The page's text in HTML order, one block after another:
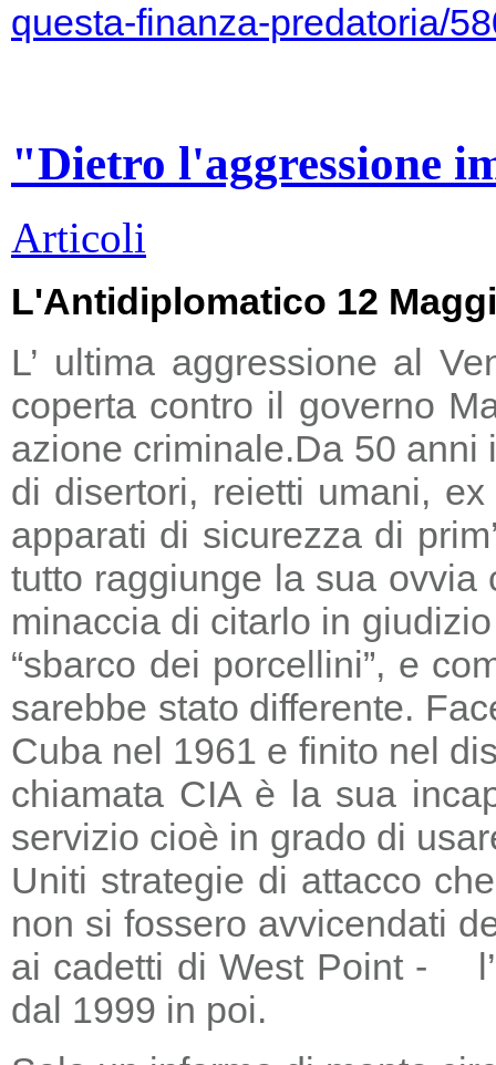
questa-finanza-predatoria/
"Dietro l'aggressione
Articoli
L'Antidiplomatico 12
L’ ultima aggressione al
coperta contro il governo
azione criminale.Da 50 anni
di disertori, reietti umani,
apparati di sicurezza di
tutto raggiunge la sua
minaccia di citarlo in
“sbarco dei porcellini”, e
sarebbe stato differente.
Cuba nel 1961 e finito nel
chiamata CIA è la sua
servizio cioè in grado di
Uniti strategie di attacco
non si fossero avvicendati
ai cadetti di West Point - l’
dal 1999 in poi.